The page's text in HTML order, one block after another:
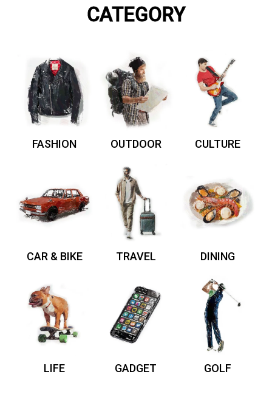
CATEGORY
FASHION OUTDOOR CULTURE
CAR & BIKE TRAVEL DINING
LIFE GADGET GOLF